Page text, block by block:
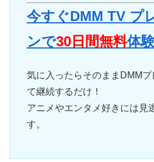
今すぐDMM TV プ
ンで30日間無料体
気に入ったらそのままDMM
て継続するだけ！
アニメやエンタメ好きには見
す。